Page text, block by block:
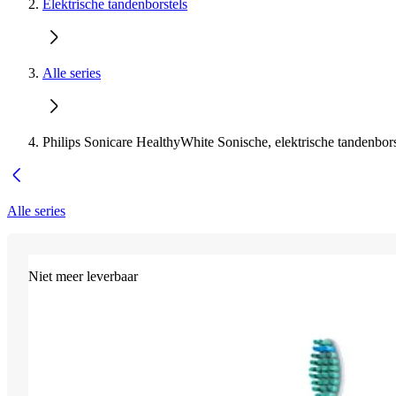
Elektrische tandenborstels
Alle series
Philips Sonicare HealthyWhite Sonische, elektrische
Alle series
Niet meer leverbaar